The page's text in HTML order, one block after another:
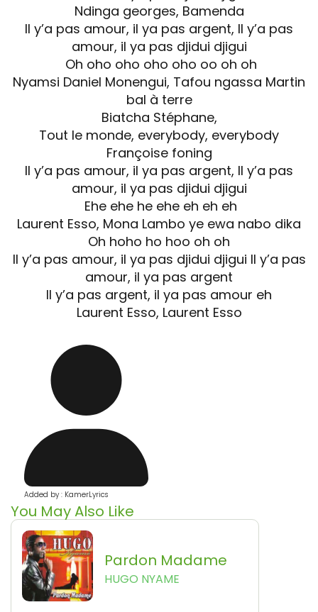
Ndinga georges, Bamenda
Il y’a pas amour, il ya pas argent, Il y’a pas
amour, il ya pas djidui djigui
Oh oho oho oho oho oo oh oh
Nyamsi Daniel Monengui, Tafou ngassa Martin
bal à terre
Biatcha Stéphane,
Tout le monde, everybody, everybody
Françoise foning
Il y’a pas amour, il ya pas argent, Il y’a pas
amour, il ya pas djidui djigui
Ehe ehe he ehe eh eh eh
Laurent Esso, Mona Lambo ye ewa nabo dika
Oh hoho ho hoo oh oh
Il y’a pas amour, il ya pas djidui djigui Il y’a pas
amour, il ya pas argent
Il y’a pas argent, il ya pas amour eh
Laurent Esso, Laurent Esso
Added by : KamerLyrics
You May Also Like
Pardon Madame
HUGO NYAME